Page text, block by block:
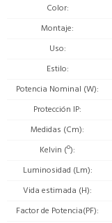
Color
Montaje
Uso
Estilo
Potencia Nominal (W)
Protección IP
Medidas (Cm)
Kelvin (º)
Luminosidad (Lm)
Vida estimada (H)
Factor de Potencia(PF)